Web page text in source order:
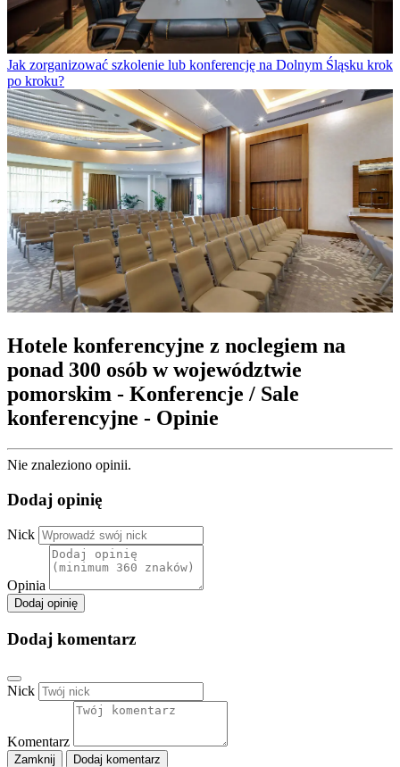
Jak zorganizować szkolenie lub konferencję na Dolnym Śląsku krok
po kroku?
Hotele konferencyjne z noclegiem na
ponad 300 osób w województwie
pomorskim - Konferencje / Sale
konferencyjne - Opinie
Nie znaleziono opinii.
Dodaj opinię
Nick
Opinia
Dodaj opinię
Dodaj komentarz
Nick
Komentarz
Zamknij Dodaj komentarz